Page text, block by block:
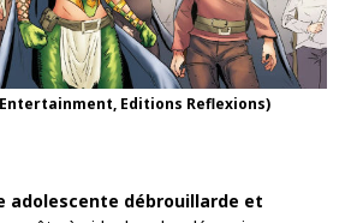
Editions Reflexions)
adolescente débrouillarde et